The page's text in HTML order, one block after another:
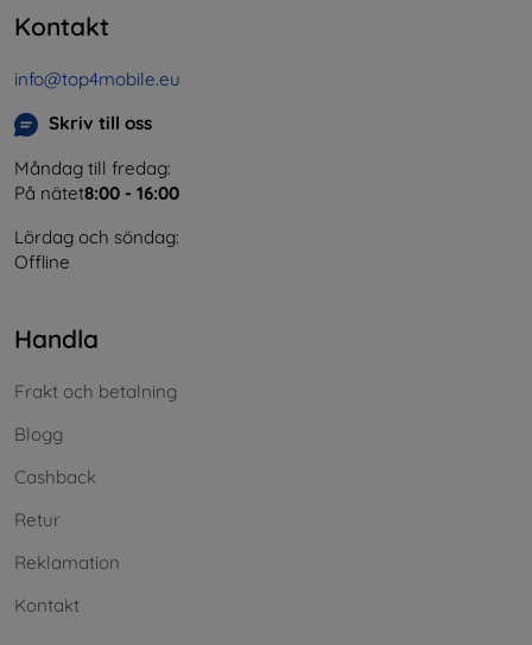
Kontakt
info@top4mobile.eu
Skriv till oss
Måndag till fredag:
På nätet8:00 - 16:00
Lördag och söndag:
Offline
Handla
Frakt och betalning
Blogg
Cashback
Retur
Reklamation
Kontakt